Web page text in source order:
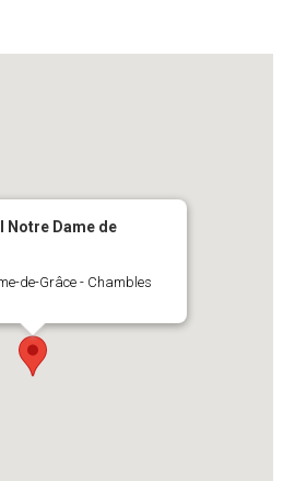
Notre Dame de
de-Grâce - Chambles